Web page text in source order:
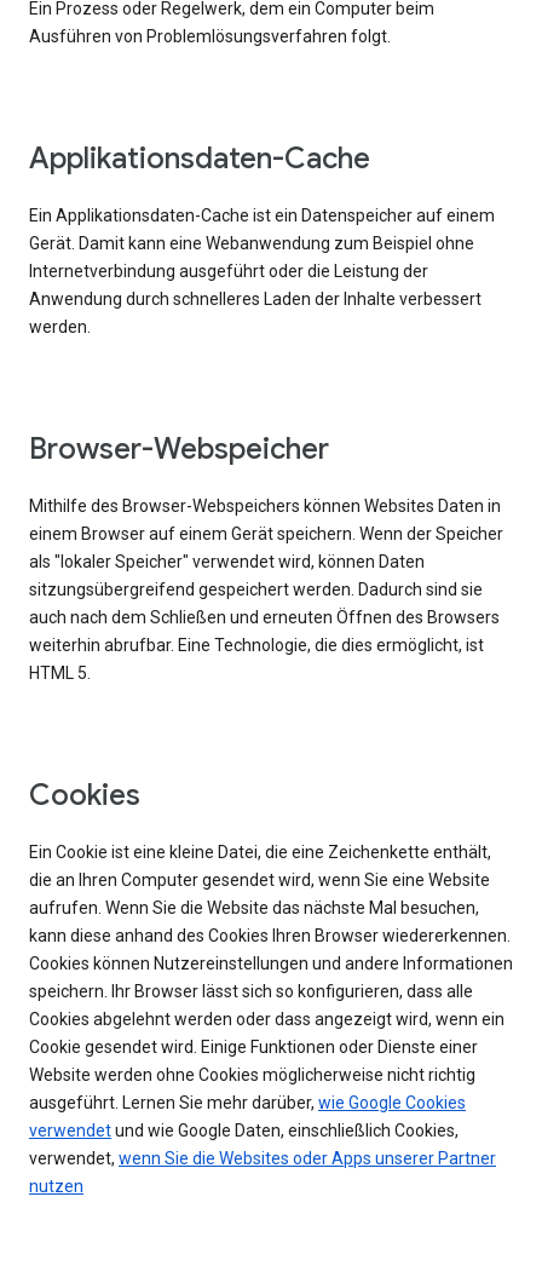
Ein Prozess oder Regelwerk, dem ein Computer beim
Ausführen von Problemlösungsverfahren folgt.
Applikationsdaten-Cache
Ein Applikationsdaten-Cache ist ein Datenspeicher auf einem
Gerät. Damit kann eine Webanwendung zum Beispiel ohne
Internetverbindung ausgeführt oder die Leistung der
Anwendung durch schnelleres Laden der Inhalte verbessert
werden.
Browser-Webspeicher
Mithilfe des Browser-Webspeichers können Websites Daten in
einem Browser auf einem Gerät speichern. Wenn der Speicher
als "lokaler Speicher" verwendet wird, können Daten
sitzungsübergreifend gespeichert werden. Dadurch sind sie
auch nach dem Schließen und erneuten Öffnen des Browsers
weiterhin abrufbar. Eine Technologie, die dies ermöglicht, ist
HTML 5.
Cookies
Ein Cookie ist eine kleine Datei, die eine Zeichenkette enthält,
die an Ihren Computer gesendet wird, wenn Sie eine Website
aufrufen. Wenn Sie die Website das nächste Mal besuchen,
kann diese anhand des Cookies Ihren Browser wiedererkennen.
Cookies können Nutzereinstellungen und andere Informationen
speichern. Ihr Browser lässt sich so konfigurieren, dass alle
Cookies abgelehnt werden oder dass angezeigt wird, wenn ein
Cookie gesendet wird. Einige Funktionen oder Dienste einer
Website werden ohne Cookies möglicherweise nicht richtig
ausgeführt. Lernen Sie mehr darüber, wie Google Cookies
verwendetund wie Google Daten, einschließlich Cookies,
verwendet, wenn Sie die Websites oder Apps unserer Partner
nutzen